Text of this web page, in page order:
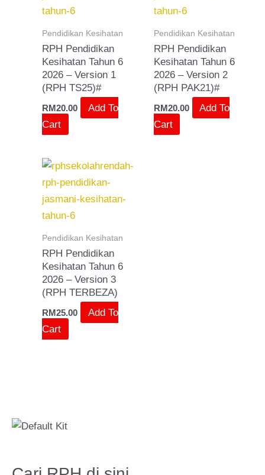
Pendidikan Kesihatan
RPH Pendidikan
Kesihatan Tahun 6
2026 – Version 1
(RPH TS25)#
RM20.00
Add To
Cart
Pendidikan Kesihatan
RPH Pendidikan
Kesihatan Tahun 6
2026 – Version 2
(RPH PAK21)#
RM20.00
Add To
Cart
Pendidikan Kesihatan
RPH Pendidikan
Kesihatan Tahun 6
2026 – Version 3
(RPH TERBEZA)
RM25.00
Add To
Cart